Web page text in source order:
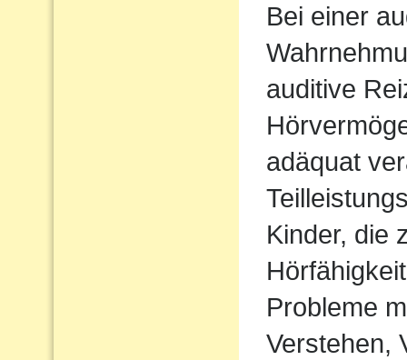
Bei einer
auditive
adäquat
Kinder, die
Probleme
Verstehen,